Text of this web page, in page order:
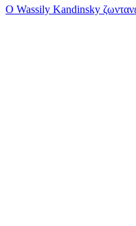
Ο Wassily Kandinsky